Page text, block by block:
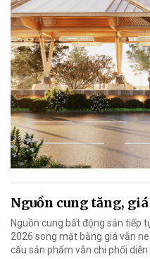
Nguồn cung tăng,
Nguồn cung bất động sản tiếp
2026 song mặt bằng giá vẫn
cấu sản phẩm vẫn chi phối diễn